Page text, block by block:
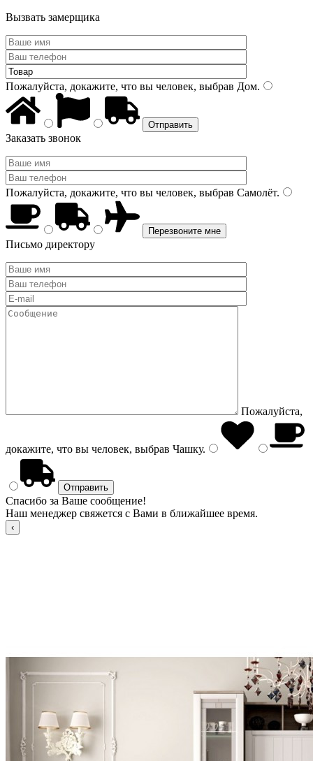
Вызвать замерщика
Пожалуйста, докажите, что вы человек, выбрав Дом.
Заказать звонок
Пожалуйста, докажите, что вы человек, выбрав Самолёт.
Письмо директору
Пожалуйста,
докажите, что вы человек, выбрав Чашку.
Спасибо за Ваше сообщение!
Наш менеджер свяжется с Вами в ближайшее время.